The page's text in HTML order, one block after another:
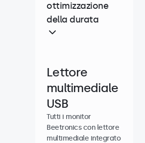
ottimizzazione
della durata
Lettore
multimediale
USB
Tutti i monitor
Beetronics con lettore
multimediale integrato